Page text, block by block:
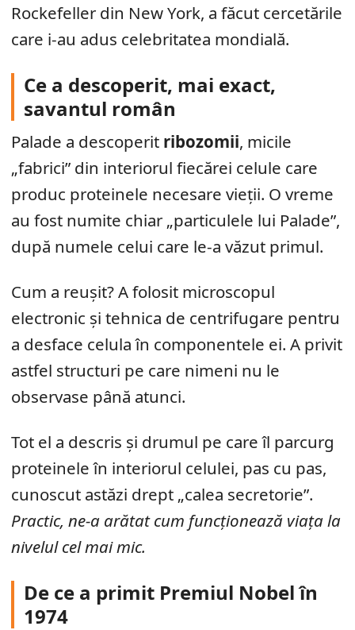
Rockefeller din New York, a făcut cercetările
care i-au adus celebritatea mondială.
Ce a descoperit, mai exact,
savantul român
Palade a descoperit ribozomii, micile
„fabrici” din interiorul fiecărei celule care
produc proteinele necesare vieții. O vreme
au fost numite chiar „particulele lui Palade”,
după numele celui care le-a văzut primul.
Cum a reușit? A folosit microscopul
electronic și tehnica de centrifugare pentru
a desface celula în componentele ei. A privit
astfel structuri pe care nimeni nu le
observase până atunci.
Tot el a descris și drumul pe care îl parcurg
proteinele în interiorul celulei, pas cu pas,
cunoscut astăzi drept „calea secretorie”.
Practic, ne-a arătat cum funcționează viața la
nivelul cel mai mic.
De ce a primit Premiul Nobel în
1974